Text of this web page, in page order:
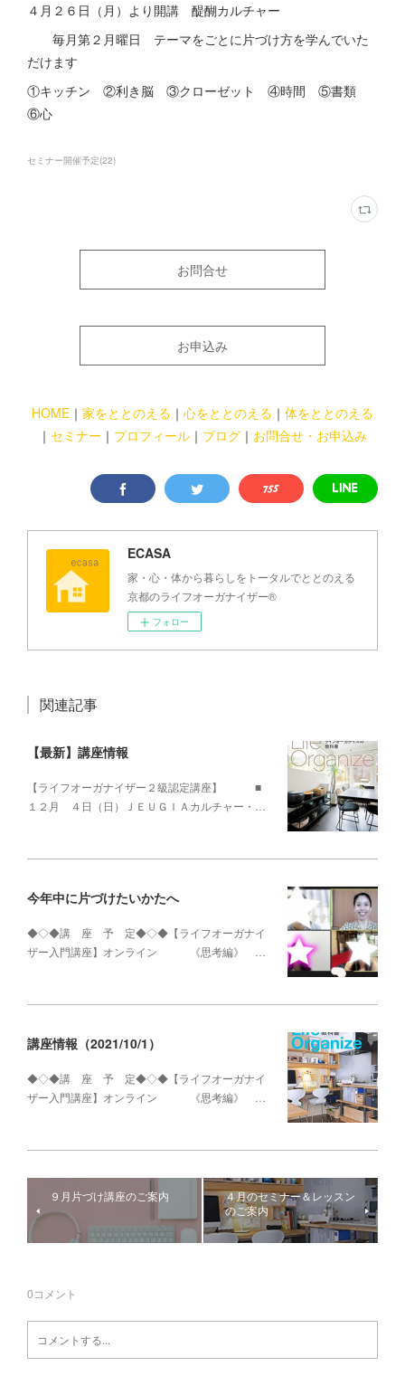
４月２６日（月）より開講 醍醐カルチャー
毎月第２月曜日 テーマをごとに片づけ方を学んでいた
だけます
①キッチン ②利き脳 ③クローゼット ④時間 ⑤書類
⑥心
セミナー開催予定(22)
お問合せ
お申込み
HOME ｜ 家をととのえる ｜ 心をととのえる ｜ 体をととのえる
｜ セミナー ｜ プロフィール ｜ ブログ ｜ お問合せ・お申込み
ECASA
家・心・体から暮らしをトータルでととのえる
京都のライフオーガナイザー®
フォロー
関連記事
【最新】講座情報
【ライフオーガナイザー２級認定講座】 ■
１２月 ４日（日）ＪＥＵＧＩＡカルチャー・…
今年中に片づけたいかたへ
◆◇◆講 座 予 定◆◇◆【ライフオーガナイ
ザー入門講座】オンライン 《思考編》 …
講座情報（2021/10/1）
◆◇◆講 座 予 定◆◇◆【ライフオーガナイ
ザー入門講座】オンライン 《思考編》 …
９月片づけ講座のご案内
４月のセミナー＆レッスン
のご案内
0コメント